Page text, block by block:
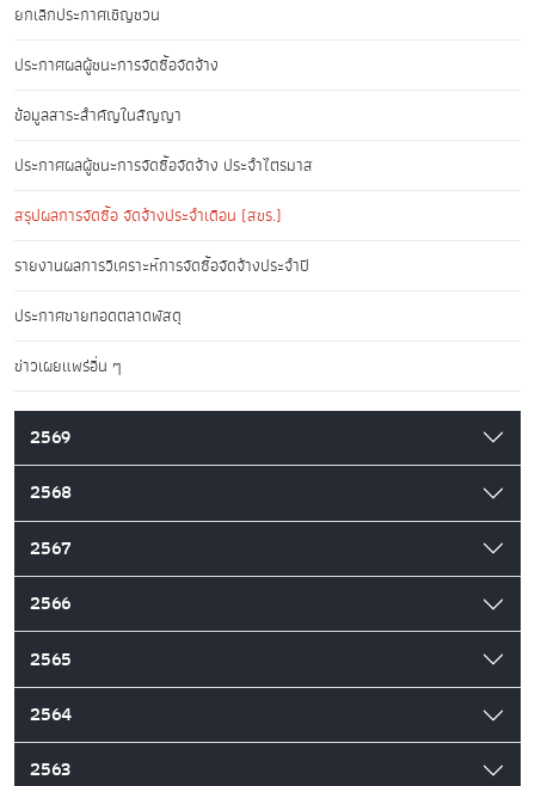
ยกเลิกประกาศเชิญชวน
ประกาศผลผู้ชนะการจัดซื้อจัดจ้าง
ข้อมูลสาระสำคัญในสัญญา
ประกาศผลผู้ชนะการจัดซื้อจัดจ้าง ประจำไตรมาส
สรุปผลการจัดซื้อ จัดจ้างประจำเดือน (สขร.)
รายงานผลการวิเคราะห์การจัดซื้อจัดจ้างประจำปี
ประกาศขายทอดตลาดพัสดุ
ข่าวเผยแพร่อื่น ๆ
2569
2568
2567
2566
2565
2564
2563